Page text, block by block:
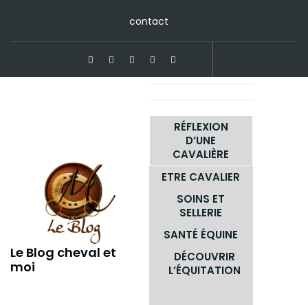
contact
Le Blog cheval et
moi
RÉFLEXION
D’UNE
CAVALIÈRE
ETRE CAVALIER
SOINS ET
SELLERIE
SANTÉ ÉQUINE
DÉCOUVRIR
L’ÉQUITATION